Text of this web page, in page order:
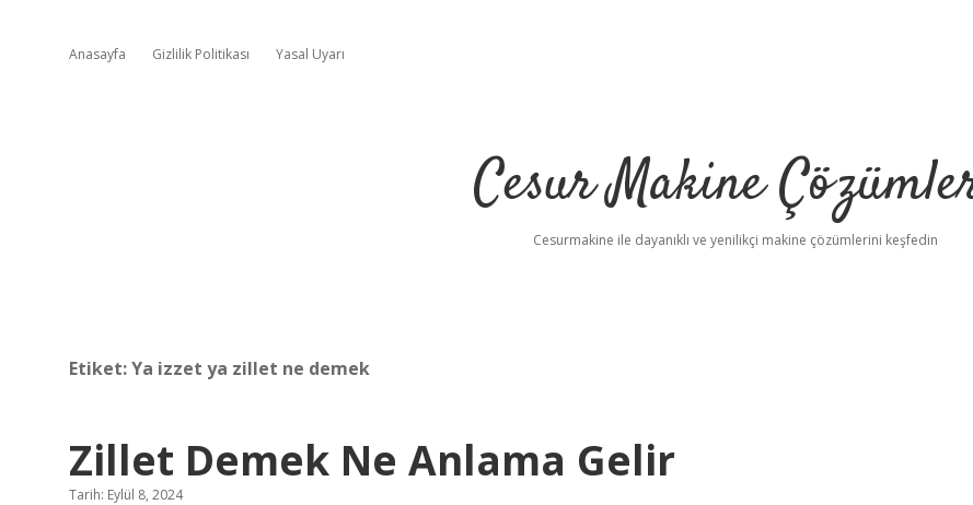
Anasayfa Gizlilik Politikası Yasal Uyarı
Cesur Makine
Cesurmakine ile dayanıklı ve yenilikçi makine çözümlerini keşfedin
Etiket:Ya izzet ya zillet ne demek
Zillet Demek Ne Anlama Gelir
Tarih: Eylül 8, 2024